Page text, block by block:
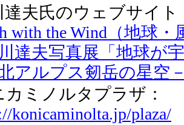
達夫氏のウェブサイ
with the Wind（地球
達夫写真展「地球が
アルプス剱岳の星空
カミノルタプラザ：
konicaminolta.jp/plaza/